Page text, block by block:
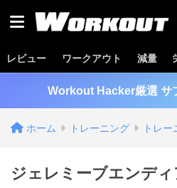
レビュー ワークアウト 減量
Workout Hacker厳選 サ
ホーム トレーニング トレ
ジェレミーブエンデ